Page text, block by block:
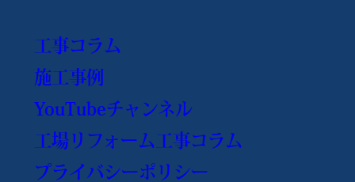
工事コラム
施工事例
YouTubeチャンネル
工場リフォーム工事コラム
プライバシーポリシー